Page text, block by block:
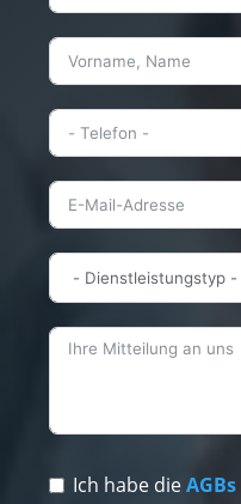
Ich habe dieAGBs